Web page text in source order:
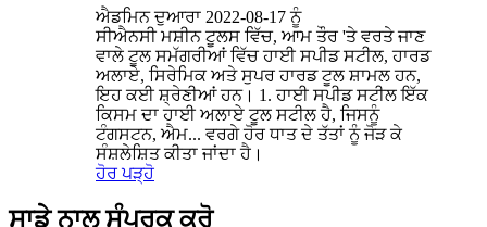
ਐਡਮਿਨ ਦੁਆਰਾ 2022-08-17 ਨੂੰ
ਸੀਐਨਸੀ ਮਸ਼ੀਨ ਟੂਲਸ ਵਿੱਚ, ਆਮ ਤੌਰ 'ਤੇ ਵਰਤੇ ਜਾਣ
ਵਾਲੇ ਟੂਲ ਸਮੱਗਰੀਆਂ ਵਿੱਚ ਹਾਈ ਸਪੀਡ ਸਟੀਲ, ਹਾਰਡ
ਅਲਾਏ, ਸਿਰੇਮਿਕ ਅਤੇ ਸੁਪਰ ਹਾਰਡ ਟੂਲ ਸ਼ਾਮਲ ਹਨ,
ਇਹ ਕਈ ਸ਼੍ਰੇਣੀਆਂ ਹਨ। 1. ਹਾਈ ਸਪੀਡ ਸਟੀਲ ਇੱਕ
ਕਿਸਮ ਦਾ ਹਾਈ ਅਲਾਏ ਟੂਲ ਸਟੀਲ ਹੈ, ਜਿਸਨੂੰ
ਟੰਗਸਟਨ, ਐਮ... ਵਰਗੇ ਹੋਰ ਧਾਤ ਦੇ ਤੱਤਾਂ ਨੂੰ ਜੋੜ ਕੇ
ਸੰਸ਼ਲੇਸ਼ਿਤ ਕੀਤਾ ਜਾਂਦਾ ਹੈ।
ਹੋਰ ਪੜ੍ਹੋ
ਸਾਡੇ ਨਾਲ ਸੰਪਰਕ ਕਰੋ